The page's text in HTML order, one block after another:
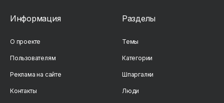
Информация
О проекте
Пользователям
Реклама на сайте
Контакты
Разделы
Темы
Категории
Шпаргалки
Люди